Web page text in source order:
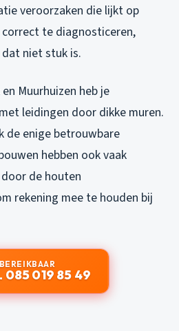
veroorzaken die lijkt op
te diagnosticeren,
niet stuk is.
Muurhuizen heb je
leidingen door dikke muren.
de enige betrouwbare
hebben ook vaak
de houten
rekening mee te houden bij
085 019 85 49